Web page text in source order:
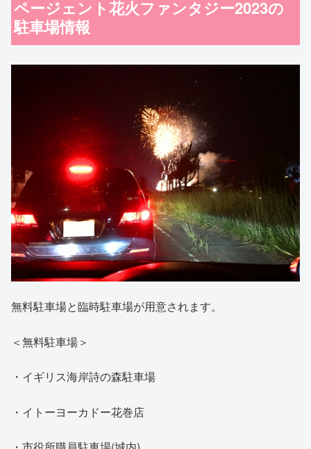
ページェント花火ファンタジー2023の
駐車場情報
無料駐車場と臨時駐車場が用意されます。
＜無料駐車場＞
・イギリス海岸詩の森駐車場
・イトーヨーカドー花巻店